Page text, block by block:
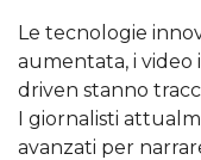
Le tecnologie
aumentata, i video
driven stanno
I giornalisti
avanzati per